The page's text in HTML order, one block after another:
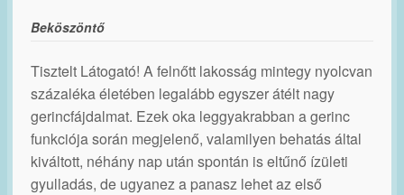
Beköszöntő
Tisztelt Látogató! A felnőtt lakosság mintegy nyolcvan
százaléka életében legalább egyszer átélt nagy
gerincfájdalmat. Ezek oka leggyakrabban a gerinc
funkciója során megjelenő, valamilyen behatás által
kiváltott, néhány nap után spontán is eltűnő ízületi
gyulladás, de ugyanez a panasz lehet az első